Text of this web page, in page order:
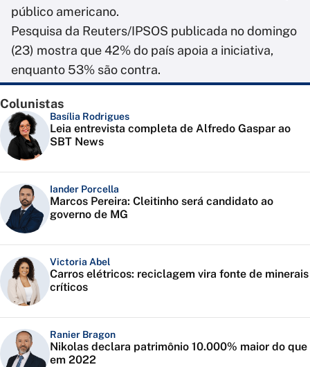
público americano.
Pesquisa da Reuters/IPSOS publicada no domingo
(23) mostra que 42% do país apoia a iniciativa,
enquanto 53% são contra.
Colunistas
Basília Rodrigues
Leia entrevista completa de Alfredo Gaspar ao
SBT News
Iander Porcella
Marcos Pereira: Cleitinho será candidato ao
governo de MG
Victoria Abel
Carros elétricos: reciclagem vira fonte de minerais
críticos
Ranier Bragon
Nikolas declara patrimônio 10.000% maior do que
em 2022